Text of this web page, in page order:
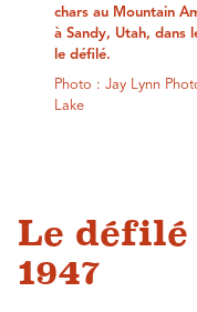
chars au Mountain
à Sandy, Utah, dans
le défilé.
Photo : Jay Lynn
Lake
Le défilé
1947